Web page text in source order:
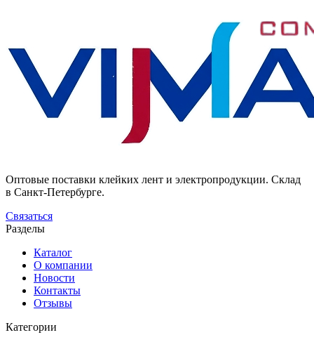
Оптовые поставки клейких лент и электропродукции. Склад
в Санкт-Петербурге.
Связаться
Разделы
Каталог
О компании
Новости
Контакты
Отзывы
Категории